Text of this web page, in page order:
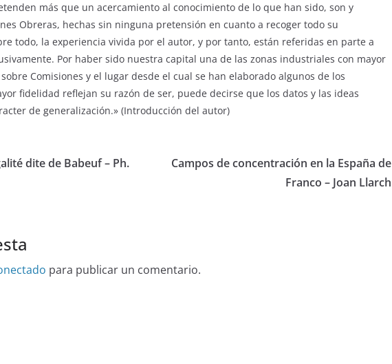
más que un acercamiento al conocimiento de lo que han sido, son y
Obreras, hechas sin ninguna pretensión en cuanto a recoger todo su
todo, la experiencia vivida por el autor, y por tanto, están referidas en parte a
Por haber sido nuestra capital una de las zonas industriales con mayor
Comisiones y el lugar desde el cual se han elaborado algunos de los
fidelidad reflejan su razón de ser, puede decirse que los datos y las ideas
de generalización.» (Introducción del autor)
dite de Babeuf – Ph.
Campos de concentración en la España de
Franco – Joan Llarch
para publicar un comentario.